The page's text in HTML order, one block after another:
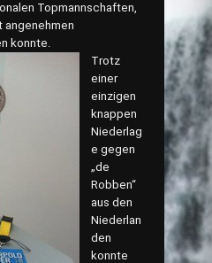
Topmannschaften,
angenehmen
konnte.
Trotz
einer
einzigen
knappen
Niederlag
e gegen
„de
Robben“
aus den
Niederlan
den
konnte